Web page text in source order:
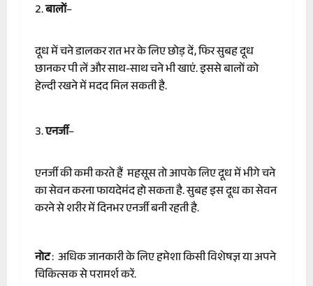
बालों–
दूध में चने डालकर रात भर के लिए छोड़ दें, फिर सुबह दूध
छानकर पी लें और साथ-साथ चने भी खाएं. इससे बालों को
हेल्दी रखने में मदद मिल सकती है.
एनर्जी–
एनर्जी की कमी करते हैं महसूस तो आपके लिए दूध में भीगे चने
का सेवन करना फायदेमंद हो सकता है. सुबह इस दूध का सेवन
करने से शरीर में दिनभर एनर्जी बनी रहती है.
नोट: अधिक जानकारी के लिए हमेशा किसी विशेषज्ञ या अपने
चिकित्सक से परामर्श करें.